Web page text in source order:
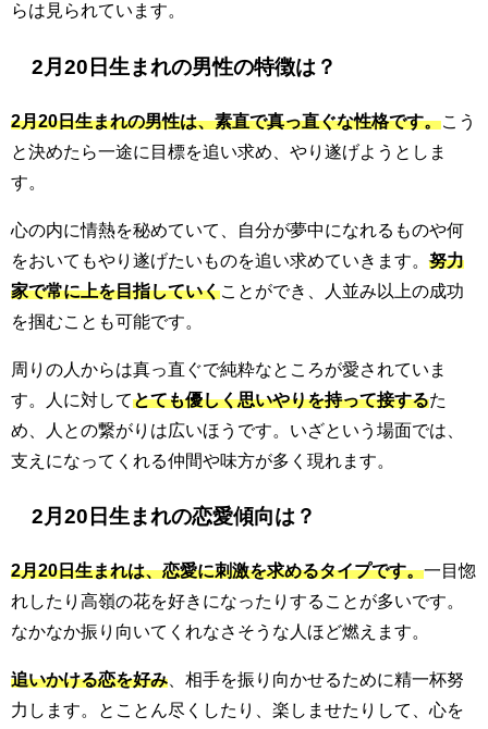
らは見られています。
2月20日生まれの男性の特徴は？
2月20日生まれの男性は、素直で真っ直ぐな性格です。 こう
と決めたら一途に目標を追い求め、やり遂げようとしま
す。
心の内に情熱を秘めていて、自分が夢中になれるものや何
をおいてもやり遂げたいものを追い求めていきます。努力
家で常に上を目指していく ことができ、人並み以上の成功
を掴むことも可能です。
周りの人からは真っ直ぐで純粋なところが愛されていま
す。人に対してとても優しく思いやりを持って接するた
め、人との繋がりは広いほうです。いざという場面では、
支えになってくれる仲間や味方が多く現れます。
2月20日生まれの恋愛傾向は？
2月20日生まれは、恋愛に刺激を求めるタイプです。一目惚
れしたり高嶺の花を好きになったりすることが多いです。
なかなか振り向いてくれなさそうな人ほど燃えます。
追いかける恋を好み 、相手を振り向かせるために精一杯努
力します。とことん尽くしたり、楽しませたりして、心を